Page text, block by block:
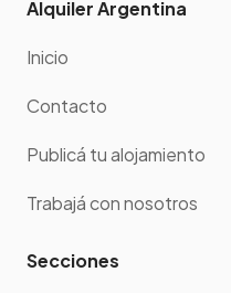
Alquiler Argentina
Inicio
Contacto
Publicá tu alojamiento
Trabajá con nosotros
Secciones